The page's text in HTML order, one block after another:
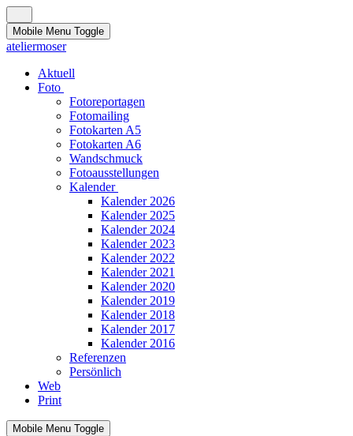
Mobile Menu Toggle
ateliermoser
Aktuell
Foto
Fotoreportagen
Fotomailing
Fotokarten A5
Fotokarten A6
Wandschmuck
Fotoausstellungen
Kalender
Kalender 2026
Kalender 2025
Kalender 2024
Kalender 2023
Kalender 2022
Kalender 2021
Kalender 2020
Kalender 2019
Kalender 2018
Kalender 2017
Kalender 2016
Referenzen
Persönlich
Web
Print
Mobile Menu Toggle